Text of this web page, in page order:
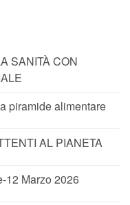
SANITÀ CON
piramide alimentare
AL PIANETA
12 Marzo 2026